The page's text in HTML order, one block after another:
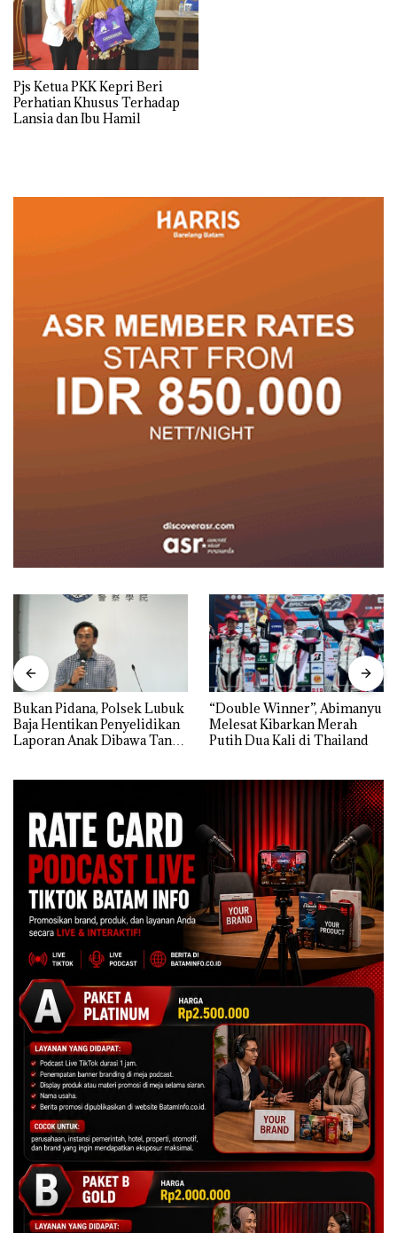
Pjs Ketua PKK Kepri Beri
Perhatian Khusus Terhadap
Lansia dan Ibu Hamil
Bukan Pidana, Polsek Lubuk
Baja Hentikan Penyelidikan
Laporan Anak Dibawa Tanpa
“Double Winner”, Abimanyu
Melesat Kibarkan Merah
Putih Dua Kali di Thailand